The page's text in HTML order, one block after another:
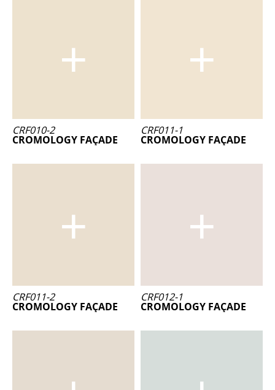
CRF010-2
CROMOLOGY FAÇADE
CRF011-1
CROMOLOGY FAÇADE
CRF011-2
CROMOLOGY FAÇADE
CRF012-1
CROMOLOGY FAÇADE